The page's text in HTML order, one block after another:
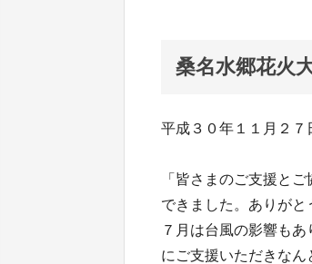
桑名水郷花火
平成３０年１１月２７
「皆さまのご支援と
できました。ありがと
７月は台風の影響も
にご支援いただきな